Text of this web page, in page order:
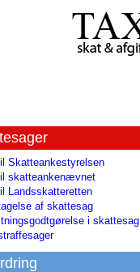
Skatteankestyrelsen
skatteankenævnet
Landsskatteretten
af skattesag
i skattesag